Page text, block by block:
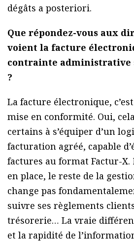
dégâts a posteriori.
Que répondez-vous aux
voient la facture
contrainte administrative
?
La facture électronique,
mise en conformité. Oui,
certains à s’équiper d’un
facturation agréé, capable
factures au format Factur-X.
en place, le reste de la
change pas
suivre ses règlements
trésorerie… La vraie
et la rapidité de